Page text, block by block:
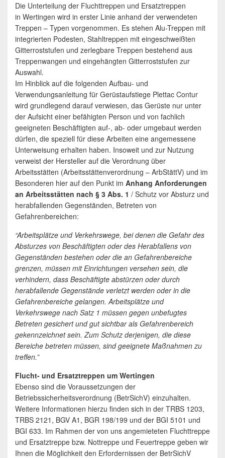
Die Unterteilung der Fluchttreppen und Ersatztreppen
in Wertingen wird in erster Linie anhand der verwendeten
Treppen – Typen vorgenommen. Es stehen Alu-Treppen mit
integrierten Podesten, Stahltreppen mit eingeschweißten
Gitterroststufen und zerlegbare Treppen bestehend aus
Treppenwangen und eingehängten Gitterroststufen zur
Auswahl.
Im Hinblick auf die folgenden Aufbau- und
Verwendungsanleitung für Gerüstaufstiege Plettac Contur
wird grundlegend darauf verwiesen, das Gerüste nur unter
der Aufsicht einer befähigten Person und von fachlich
geeigneten Beschäftigten auf-, ab- oder umgebaut werden
dürfen, die speziell für diese Arbeiten eine angemessene
Unterweisung erhalten haben. Insoweit und zur Nutzung
verweist der Hersteller auf die Verordnung über
Arbeitsstätten (Arbeitsstättenverordnung – ArbStättV) und im
Besonderen hier auf den Punkt im Anhang Anforderungen
an Arbeitsstätten nach § 3 Abs. 1 / Schutz vor Absturz und
herabfallenden Gegenständen, Betreten von
Gefahrenbereichen:
“Arbeitsplätze und Verkehrswege, bei denen die Gefahr des
Absturzes von Beschäftigten oder des Herabfallens von
Gegenständen bestehen oder die an Gefahrenbereiche
grenzen, müssen mit Einrichtungen versehen sein, die
verhindern, dass Beschäftigte abstürzen oder durch
herabfallende Gegenstände verletzt werden oder in die
Gefahrenbereiche gelangen. Arbeitsplätze und
Verkehrswege nach Satz 1 müssen gegen unbefugtes
Betreten gesichert und gut sichtbar als Gefahrenbereich
gekennzeichnet sein. Zum Schutz derjenigen, die diese
Bereiche betreten müssen, sind geeignete Maßnahmen zu
treffen.”
Flucht- und Ersatztreppen um Wertingen
Ebenso sind die Voraussetzungen der
Betriebssicherheitsverordnung (BetrSichV) einzuhalten.
Weitere Informationen hierzu finden sich in der TRBS 1203,
TRBS 2121, BGV A1, BGR 198/199 und der BGI 5101 und
BGI 633. Im Rahmen der von uns angemieteten Fluchttreppe
und Ersatztreppe bzw. Nottreppe und Feuertreppe geben wir
Ihnen die Möglichkeit den Erfordernissen der BetrSichV